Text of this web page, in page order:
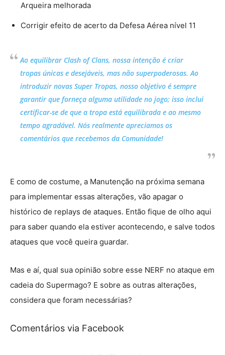
Arqueira melhorada
Corrigir efeito de acerto da Defesa Aérea nível 11
Ao equilibrar Clash of Clans, nossa intenção é criar
tropas únicas e desejáveis, mas não superpoderosas. Ao
introduzir novas Super Tropas, nosso objetivo é sempre
garantir que forneça alguma utilidade no jogo; isso inclui
certificar-se de que a tropa está equilibrada e ao mesmo
tempo agradável. Nós realmente apreciamos os
comentários que recebemos da Comunidade!
E como de costume, a Manutenção na próxima semana
para implementar essas alterações, vão apagar o
histórico de replays de ataques. Então fique de olho aqui
para saber quando ela estiver acontecendo, e salve todos
ataques que você queira guardar.
Mas e aí, qual sua opinião sobre esse NERF no ataque em
cadeia do Supermago? E sobre as outras alterações,
considera que foram necessárias?
Comentários via Facebook